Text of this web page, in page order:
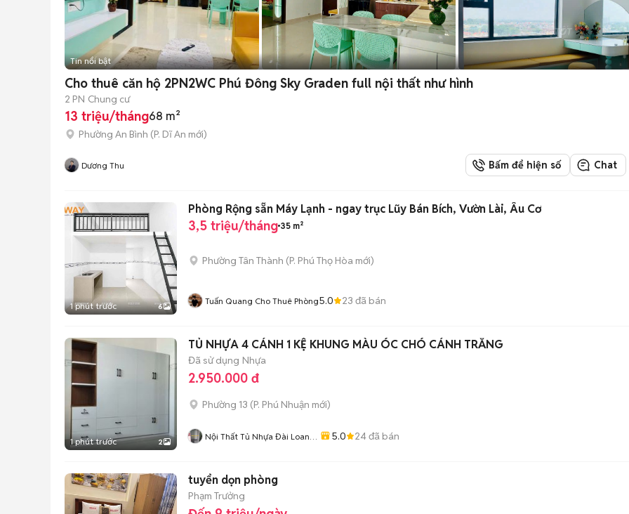
Tin nổi bật
Cho thuê căn hộ 2PN2WC Phú Đông Sky Graden full nội thất như hình
2 PN Chung cư
13 triệu/tháng68 m²
Phường An Bình (P. Dĩ An mới)
Dương Thu Bấm để hiện số Chat
1 phút trước 6
Phòng Rộng sẵn Máy Lạnh - ngay trục Lũy Bán Bích, Vườn Lài, Âu Cơ
3,5 triệu/tháng 35 m²
Phường Tân Thành (P. Phú Thọ Hòa mới)
Tuấn Quang Cho Thuê Phòng5.0 23 đã bán
1 phút trước 2
TỦ NHỰA 4 CÁNH 1 KỆ KHUNG MÀU ÓC CHÓ CÁNH TRẮNG
Đã sử dụng Nhựa
2.950.000 đ
Phường 13 (P. Phú Nhuận mới)
Nội Thất Tủ Nhựa Đài Loan
5.0 24đã bán
tuyển dọn phòng
Phạm Trưởng